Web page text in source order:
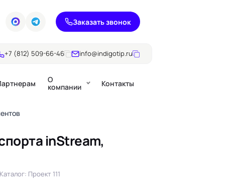
Заказать звонок
+7 (812) 509-66-46 info@indigotip.ru
Брошюры
Презентации, годовые
О
компании Контакты
inStream,
Каталог: Проект 111